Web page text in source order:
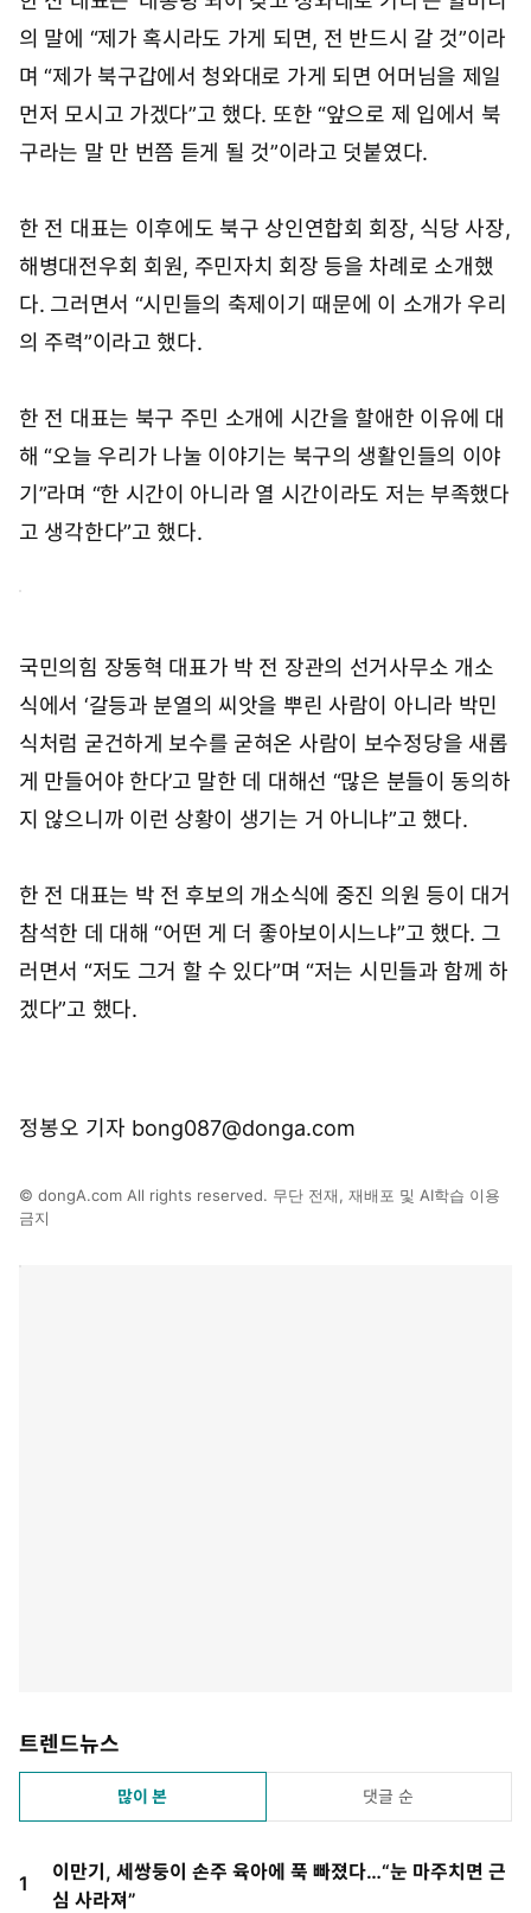
의 말에 “제가 혹시라도 가게 되면, 전 반드시 갈 것”이라
며 “제가 북구갑에서 청와대로 가게 되면 어머님을 제일
먼저 모시고 가겠다”고 했다. 또한 “앞으로 제 입에서 북
구라는 말 만 번쯤 듣게 될 것”이라고 덧붙였다.
한 전 대표는 이후에도 북구 상인연합회 회장, 식당 사장,
해병대전우회 회원, 주민자치 회장 등을 차례로 소개했
다. 그러면서 “시민들의 축제이기 때문에 이 소개가 우리
의 주력”이라고 했다.
한 전 대표는 북구 주민 소개에 시간을 할애한 이유에 대
해 “오늘 우리가 나눌 이야기는 북구의 생활인들의 이야
기”라며 “한 시간이 아니라 열 시간이라도 저는 부족했다
고 생각한다”고 했다.
국민의힘 장동혁 대표가 박 전 장관의 선거사무소 개소
식에서 ‘갈등과 분열의 씨앗을 뿌린 사람이 아니라 박민
식처럼 굳건하게 보수를 굳혀온 사람이 보수정당을 새롭
게 만들어야 한다’고 말한 데 대해선 “많은 분들이 동의하
지 않으니까 이런 상황이 생기는 거 아니냐”고 했다.
한 전 대표는 박 전 후보의 개소식에 중진 의원 등이 대거
참석한 데 대해 “어떤 게 더 좋아보이시느냐”고 했다. 그
러면서 “저도 그거 할 수 있다”며 “저는 시민들과 함께 하
겠다”고 했다.
정봉오 기자 bong087@donga.com
© dongA.com All rights reserved. 무단 전재, 재배포 및 AI학습 이용
금지
트렌드뉴스
많이 본 댓글 순
1
이만기, 세쌍둥이 손주 육아에 푹 빠졌다…“눈 마주치면 근
심 사라져”